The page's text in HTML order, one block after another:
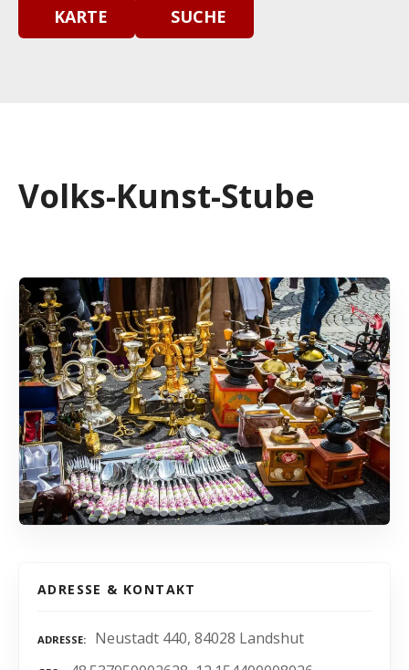
KARTE SUCHE
Volks-Kunst-Stube
ADRESSE & KONTAKT
ADRESSE Neustadt 440, 84028 Landshut